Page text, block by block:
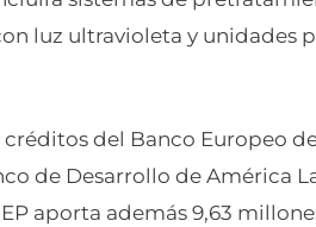
luz ultravioleta y unidades
del Banco Europeo
de Desarrollo de América
aporta además 9,63